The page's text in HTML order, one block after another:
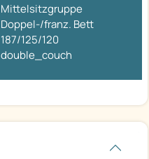
Mittelsitzgruppe
Doppel-/franz. Bett
187/125/120
double_couch